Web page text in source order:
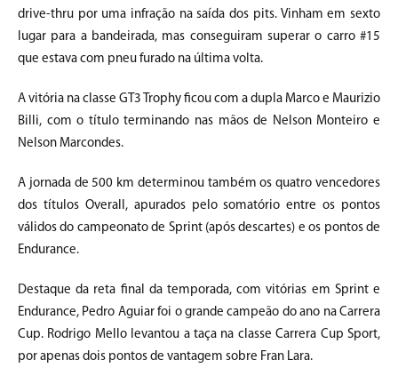
drive-thru por uma infração na saída dos pits. Vinham em sexto
lugar para a bandeirada, mas conseguiram superar o carro #15
que estava com pneu furado na última volta.
A vitória na classe GT3 Trophy ficou com a dupla Marco e Maurizio
Billi, com o título terminando nas mãos de Nelson Monteiro e
Nelson Marcondes.
A jornada de 500 km determinou também os quatro vencedores
dos títulos Overall, apurados pelo somatório entre os pontos
válidos do campeonato de Sprint (após descartes) e os pontos de
Endurance.
Destaque da reta final da temporada, com vitórias em Sprint e
Endurance, Pedro Aguiar foi o grande campeão do ano na Carrera
Cup. Rodrigo Mello levantou a taça na classe Carrera Cup Sport,
por apenas dois pontos de vantagem sobre Fran Lara.